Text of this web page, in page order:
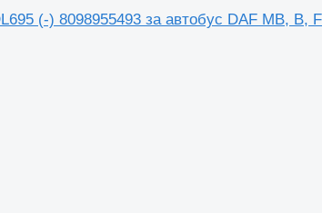
(-) 8098955493 за автобус DAF MB, B,